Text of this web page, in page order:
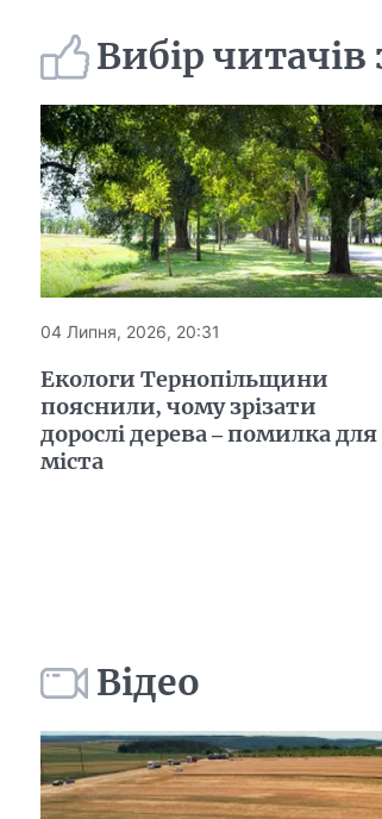
Вибір
04 Липня, 2026, 20:31
Екологи Тернопільщини
пояснили, чому зрізати
дорослі дерева – помилка для
міста
Відео